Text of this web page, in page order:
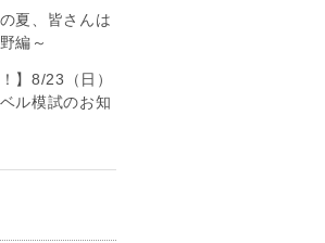
夏、皆さんは
編～
】8/23（日）
ル模試のお知